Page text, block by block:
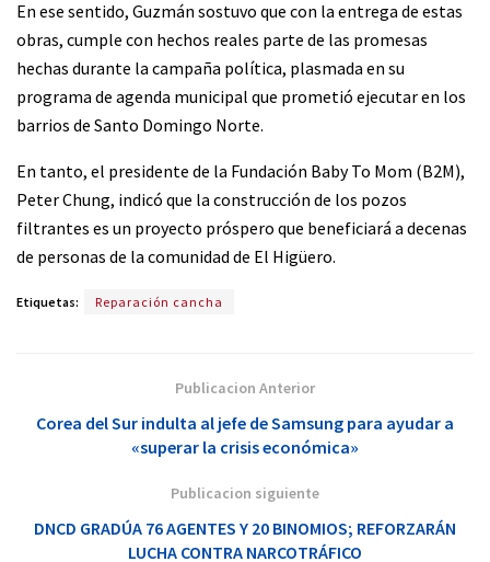
En ese sentido, Guzmán sostuvo que con la entrega de estas
obras, cumple con hechos reales parte de las promesas
hechas durante la campaña política, plasmada en su
programa de agenda municipal que prometió ejecutar en los
barrios de Santo Domingo Norte.
En tanto, el presidente de la Fundación Baby To Mom (B2M),
Peter Chung, indicó que la construcción de los pozos
filtrantes es un proyecto próspero que beneficiará a decenas
de personas de la comunidad de El Higüero.
Etiquetas: Reparación cancha
Publicacion Anterior
Corea del Sur indulta al jefe de Samsung para ayudar a
«superar la crisis económica»
Publicacion siguiente
DNCD GRADÚA 76 AGENTES Y 20 BINOMIOS; REFORZARÁN
LUCHA CONTRA NARCOTRÁFICO